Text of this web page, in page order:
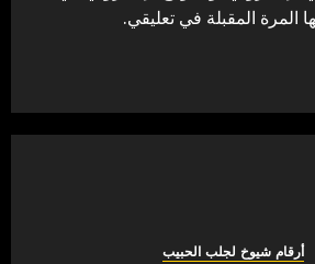
المرة المقبلة في تعليقي.
أرقام شيوخ لجلب الحبيب